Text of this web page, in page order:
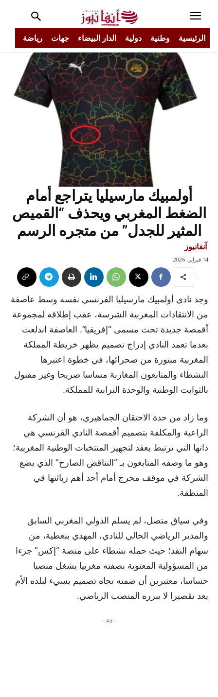
الرئيسية وطنية دولية الدار البيضاء جهات رياضة
أولمبيك مارسيليا يتراجع أمام
الضغط المغربي ويحذف “القميص
المثير للجدل” من متجره الرسم
آنفانيوز
14 فبراير، 2026
وجد نادي أولمبيك مارسيليا الفرنسي نفسه وسط عاصفة
من الانتقادات المغربية الشرسة، عقب إطلاقه لمجموعة
أقمصة جديدة تحت مسمى “إفريقيا”. العاصفة اندلعت
بعدما تعمد النادي إدراج تصميم يظهر خريطة المملكة
المغربية مبتورة من صحرائها، في خطوة اعتبرها
النشطاء والمتابعون المغاربة مساسا صريحا وغير مقبول
بالثوابت الوطنية والوحدة الترابية للمملكة.
وما زاد من حدة الاحتقان الجماهيري، هو أن الشركة
الراعية والمكلفة بتصميم أقمصة النادي الفرنسي هي
ذاتها التي ترتبط بعقد لتجهيز المنتخبات الوطنية المغربية؛
وهو ما وصفه المتابعون بـ “التناقض الصارخ” الذي يضع
الشركة في موقف محرج أمام أحد أهم زبائنها في
المنطقة.
وفي سياق متصل، لم يسلم الدولي المغربي السابق
والمدير الرياضي الحالي للنادي، المهدي بنعطية، من
سهام النقد؛ حيث حمله نشطاء على منصة “إكس” جزءا
من المسؤولية المعنوية بصفته مغربيا يشغل منصبا
حساسا، معتبرين أن صمته تجاه تصميم يسيء لبلده الأم
يعد تقصيرا لا يبرره المنصب الرياضي.
- Ad -